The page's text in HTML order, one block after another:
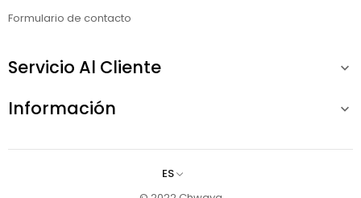
Formulario de contacto
Servicio Al Cliente 
Información 
ES